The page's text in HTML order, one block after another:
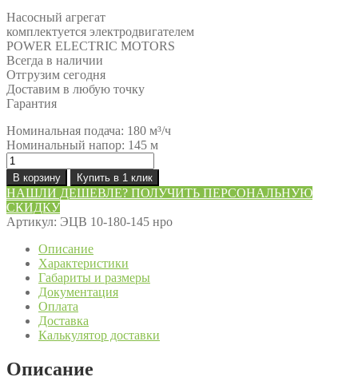
Насосный агрегат
комплектуется электродвигателем
POWER ELECTRIC MOTORS
Всегда в наличии
Отгрузим сегодня
Доставим в любую точку
Гарантия
Номинальная подача: 180 м³/ч
Номинальный напор: 145 м
Количество
товара
Насос
ЭЦВ
10-
180-
В корзину Купить в 1 клик
НАШЛИ ДЕШЕВЛЕ? ПОЛУЧИТЬ ПЕРСОНАЛЬНУЮ
СКИДКУ
Артикул: ЭЦВ 10-180-145 нро
Описание
Характеристики
Габариты и размеры
Документация
Оплата
Доставка
Калькулятор доставки
Описание